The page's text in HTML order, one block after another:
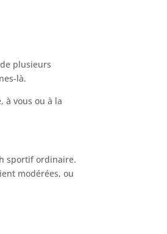
plusieurs
là.
à vous ou à la
sportif ordinaire.
modérées, ou